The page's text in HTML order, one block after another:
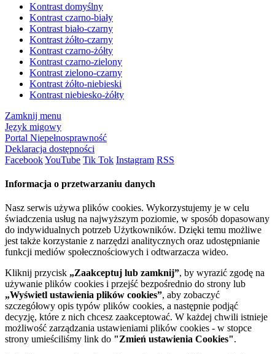
Kontrast domyślny
Kontrast czarno-biały
Kontrast biało-czarny
Kontrast żółto-czarny
Kontrast czarno-żółty
Kontrast czarno-zielony
Kontrast zielono-czarny
Kontrast żółto-niebieski
Kontrast niebiesko-żółty
Zamknij menu
Język migowy
Portal Niepełnosprawność
Deklaracja dostępności
FacebookYouTube Tik Tok Instagram RSS
Informacja o przetwarzaniu danych
Nasz serwis używa plików cookies. Wykorzystujemy je w celu
świadczenia usług na najwyższym poziomie, w sposób dopasowany
do indywidualnych potrzeb Użytkowników. Dzięki temu możliwe
jest także korzystanie z narzędzi analitycznych oraz udostępnianie
funkcji mediów społecznościowych i odtwarzacza wideo.
Kliknij przycisk „Zaakceptuj lub zamknij”, by wyrazić zgodę na
używanie plików cookies i przejść bezpośrednio do strony lub
„Wyświetl ustawienia plików cookies”, aby zobaczyć
szczegółowy opis typów plików cookies, a następnie podjąć
decyzję, które z nich chcesz zaakceptować. W każdej chwili istnieje
możliwość zarządzania ustawieniami plików cookies - w stopce
strony umieściliśmy link do "Zmień ustawienia Cookies".